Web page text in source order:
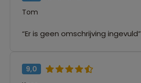
Tom
“Er is geen omschrijving ingevuld”
9,0